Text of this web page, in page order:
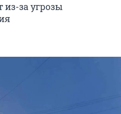
за угрозы